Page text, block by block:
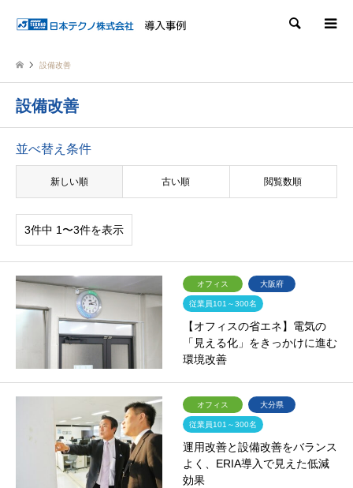
検索
設備改善
設備改善
並べ替え条件
新しい順 古い順 閲覧数順
3件中 1〜3件を表示
オフィス 大阪府
従業員101～300名
【オフィスの省エネ】電気の
「見える化」をきっかけに進む
環境改善
オフィス 大分県
従業員101～300名
運用改善と設備改善をバランス
よく、ERIA導入で見えた低減
効果